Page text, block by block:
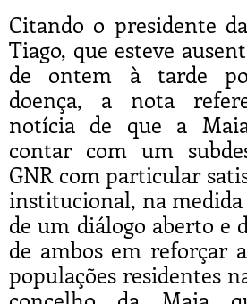
Citando o presidente
Tiago, que esteve
de ontem à tarde
doença, a nota
notícia de que a
contar com um
GNR com particular
institucional, na
de um diálogo aberto e
de ambos em reforçar
populações residentes